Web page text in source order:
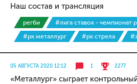
Наш состав и трансляция
регби
#лига ставок - чемпионат
#рк металлург
#рк стрела
05 АВГУСТА 2020 12:12 1 2277
«Металлург» сыграет